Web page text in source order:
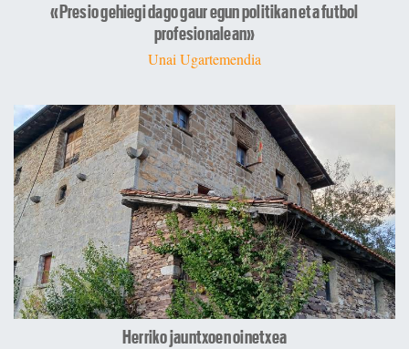
«Presio gehiegi dago gaur egun politikan eta futbol
profesionalean»
Unai Ugartemendia
Herriko jauntxoen oinetxea